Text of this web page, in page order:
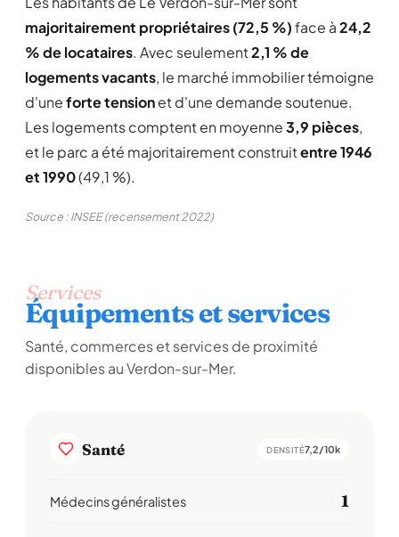
majoritairement propriétaires (72,5 %)face à24,2
% de locataires. Avec seulement2,1 % de
logements vacants, le marché immobilier témoigne
d'uneforte tensionet d'une demande soutenue.
Les logements comptent en moyenne3,9 pièces,
et le parc a été majoritairement construitentre 1946
et 1990(49,1 %).
Source : INSEE (recensement 2022)
Services
Équipements et services
Santé, commerces et services de proximité
disponibles au Verdon-sur-Mer.
Santé DENSITÉ7,2/10k
Médecins généralistes 1